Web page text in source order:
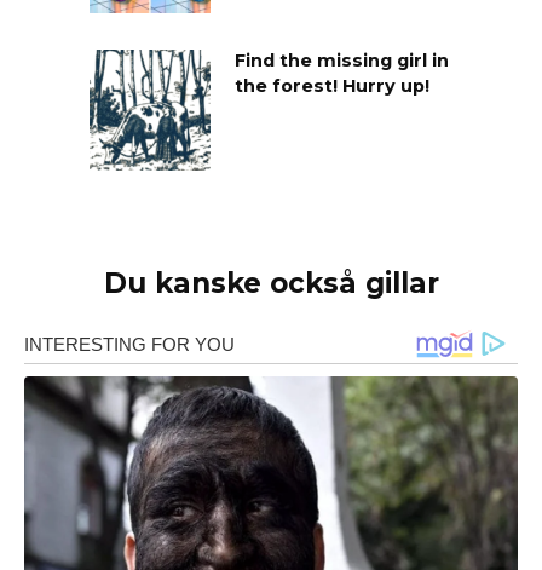
Find the missing girl in
the forest! Hurry up!
Du kanske också gillar